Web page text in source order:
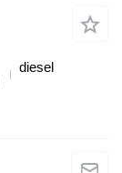
diesel